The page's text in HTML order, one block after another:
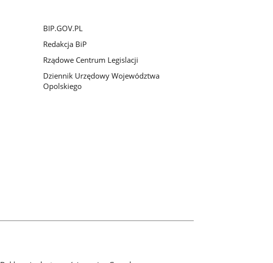
BIP.GOV.PL
Redakcja BiP
Rządowe Centrum Legislacji
Dziennik Urzędowy Województwa
Opolskiego